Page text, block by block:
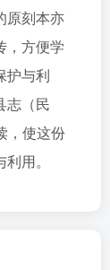
原刻本亦
，方便学
护与利
志（民
，使这份
用。